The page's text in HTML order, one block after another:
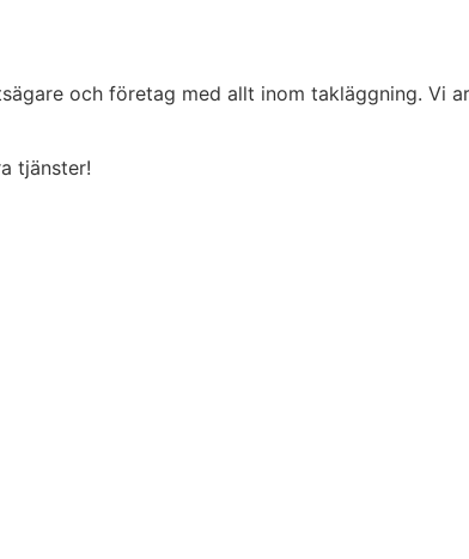
och företag med allt inom takläggning. Vi
tjänster!